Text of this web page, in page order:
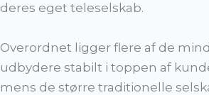
deres eget teleselskab.
Overordnet ligger flere af de
udbydere stabilt i toppen af
mens de større traditionelle